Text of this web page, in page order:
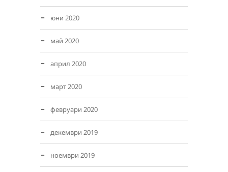
юни 2020
май 2020
април 2020
март 2020
февруари 2020
декември 2019
ноември 2019